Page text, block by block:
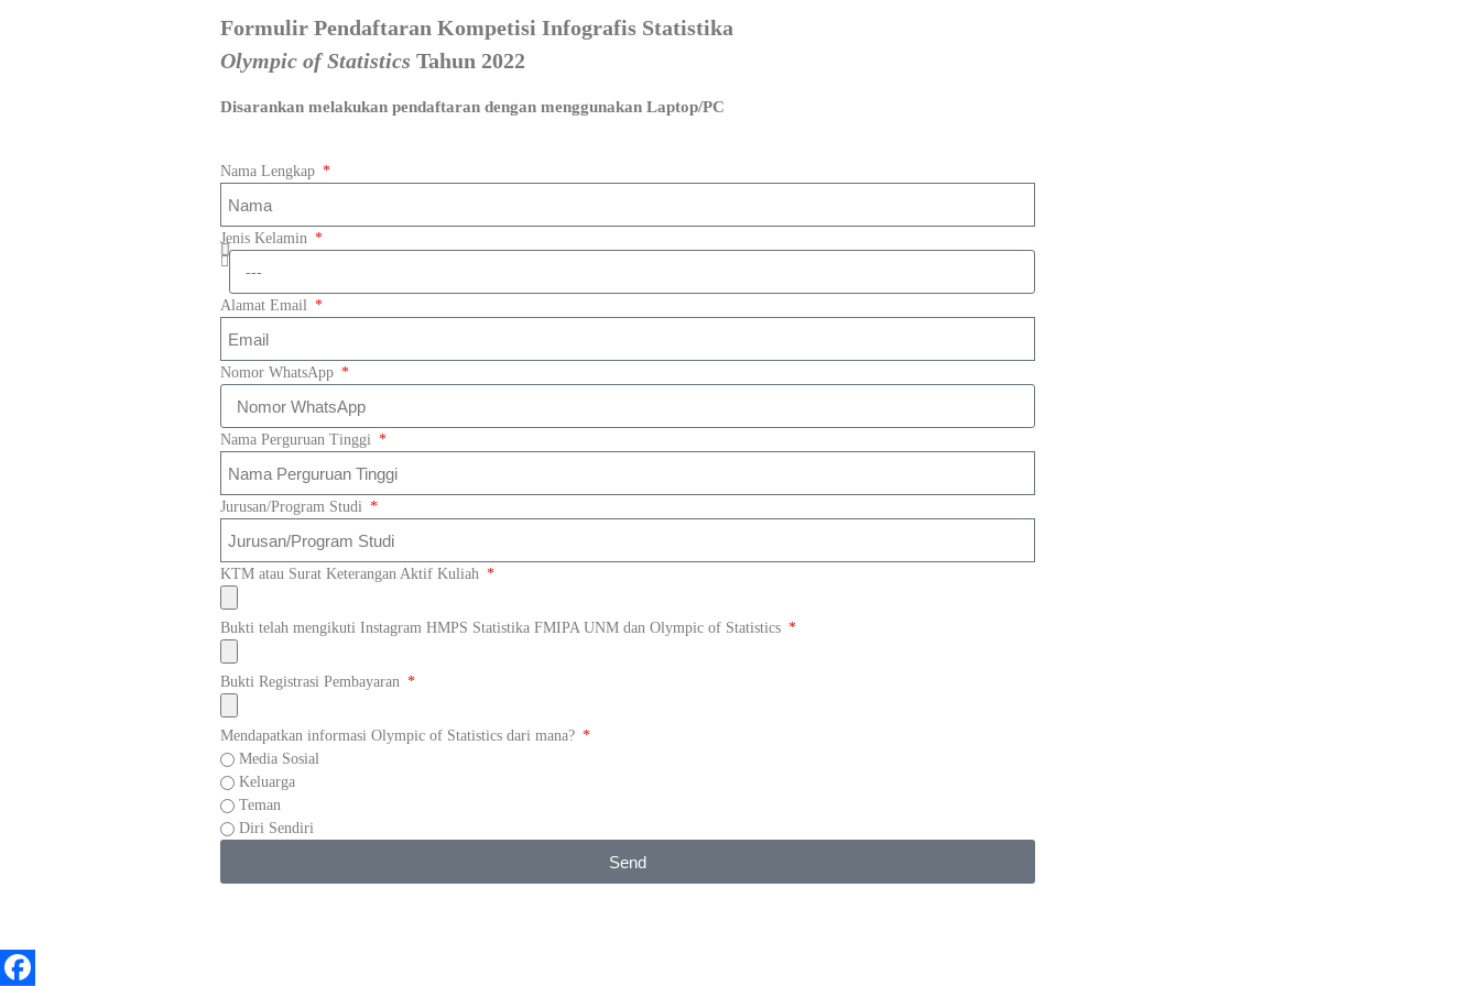
Formulir Pendaftaran Kompetisi Infografis Statistika
Olympic of Statistics Tahun 2022
Disarankan melakukan pendaftaran dengan menggunakan Laptop/PC
Nama Lengkap
Jenis Kelamin
Alamat Email
Nomor WhatsApp
Nama Perguruan Tinggi
Jurusan/Program Studi
KTM atau Surat Keterangan Aktif Kuliah
Bukti telah mengikuti Instagram HMPS Statistika FMIPA UNM dan Olympic of Statistics
Bukti Registrasi Pembayaran
Mendapatkan informasi Olympic of Statistics dari mana?
Media Sosial
Keluarga
Teman
Diri Sendiri
Send